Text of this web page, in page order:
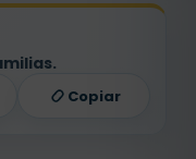
Copiar